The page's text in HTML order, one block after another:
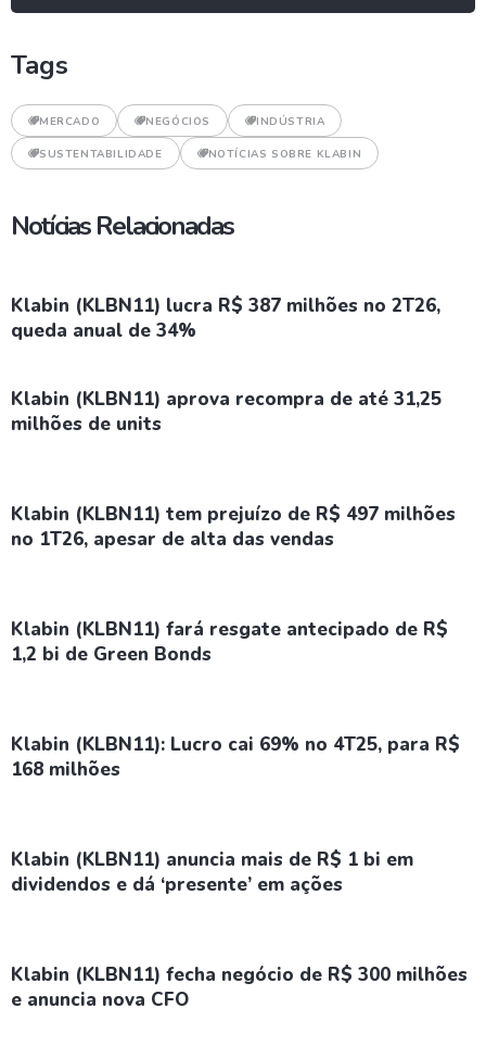
Tags
MERCADO NEGÓCIOS INDÚSTRIA
SUSTENTABILIDADE NOTÍCIAS SOBRE KLABIN
Notícias Relacionadas
Klabin (KLBN11) lucra R$ 387 milhões no 2T26,
queda anual de 34%
Klabin (KLBN11) aprova recompra de até 31,25
milhões de units
Klabin (KLBN11) tem prejuízo de R$ 497 milhões
no 1T26, apesar de alta das vendas
Klabin (KLBN11) fará resgate antecipado de R$
1,2 bi de Green Bonds
Klabin (KLBN11): Lucro cai 69% no 4T25, para R$
168 milhões
Klabin (KLBN11) anuncia mais de R$ 1 bi em
dividendos e dá ‘presente’ em ações
Klabin (KLBN11) fecha negócio de R$ 300 milhões
e anuncia nova CFO